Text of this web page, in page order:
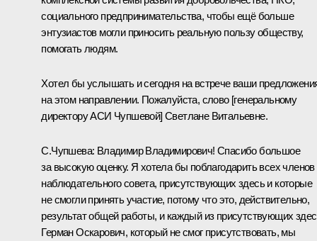
социального предпринимательства, чтобы ещё больше
энтузиастов могли приносить реальную пользу обществу,
помогать людям.
Хотел бы услышать и сегодня на встрече ваши
на этом направлении. Пожалуйста, слово [генеральному
директору АСИ Чупшевой] Светлане Витальевне.
С.Чупшева: Владимир Владимирович! Спасибо большое
за высокую оценку. Я хотела бы поблагодарить всех членов
наблюдательного совета, присутствующих здесь и которые
не смогли принять участие, потому что это, действительно,
результат общей работы, и каждый из присутствующих
Герман Оскарович, который не смог присутствовать, мы